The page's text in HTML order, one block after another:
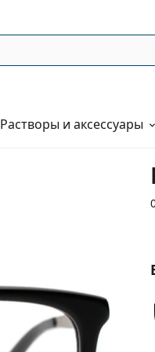
Растворы и аксессуары